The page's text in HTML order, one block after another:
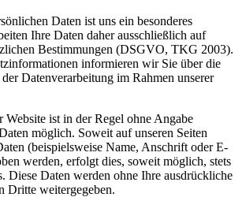
Daten ist uns ein besonderes
Ihre Daten daher ausschließlich auf
Bestimmungen (DSGVO, TKG 2003).
informieren wir Sie über die
Datenverarbeitung im Rahmen unserer
Website ist in der Regel ohne Angabe
möglich. Soweit auf unseren Seiten
(beispielsweise Name, Anschrift oder E-
werden, erfolgt dies, soweit möglich, stets
Diese Daten werden ohne Ihre ausdrückliche
Dritte weitergegeben.